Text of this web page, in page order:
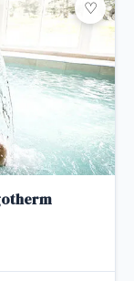
♡